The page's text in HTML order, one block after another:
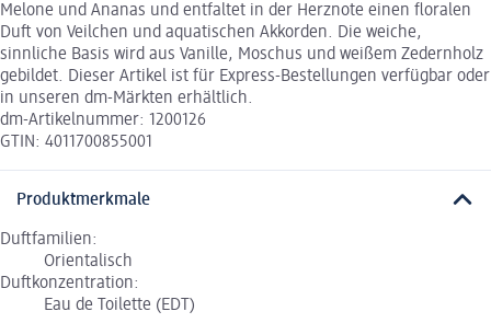
Melone und Ananas und entfaltet in der Herznote einen floralen
Duft von Veilchen und aquatischen Akkorden. Die weiche,
sinnliche Basis wird aus Vanille, Moschus und weißem Zedernholz
gebildet. Dieser Artikel ist für Express-Bestellungen verfügbar oder
in unseren dm-Märkten erhältlich.
dm-Artikelnummer: 1200126
GTIN: 4011700855001
Produktmerkmale
Duftfamilien:
Orientalisch
Duftkonzentration:
Eau de Toilette (EDT)